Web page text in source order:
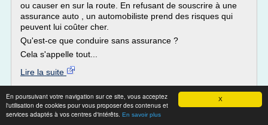
X
En poursuivant votre navigation sur ce site, vous acceptez
l'utilisation de cookies pour vous proposer des contenus et
services adaptés à vos centres d'intérêts. En savoir plus
ou causer en sur la route. En refusant de souscrire à une
assurance auto , un automobiliste prend des risques qui
peuvent lui coûter cher.
Qu'est-ce que conduire sans assurance ?
Cela s'appelle tout...
Lire la suite
Site :http://www.assurance-et-vous.com
Assurance auto pour les jeunes